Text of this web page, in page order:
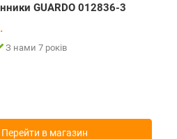
GUARDO 012836-3
З нами 7 років
Перейти в магазин